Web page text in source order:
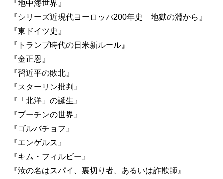
『地中海世界』
『シリーズ近現代ヨーロッパ200年史 地獄の淵から』
『東ドイツ史』
『トランプ時代の日米新ルール』
『金正恩』
『習近平の敗北』
『スターリン批判』
『「北洋」の誕生』
『プーチンの世界』
『ゴルバチョフ』
『エンゲルス』
『キム・フィルビー』
『汝の名はスパイ、裏切り者、あるいは詐欺師』